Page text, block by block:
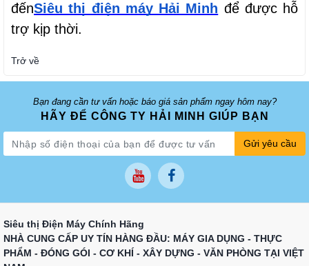
đếnSiêu thị điện máy Hải Minh để được hỗ
trợ kịp thời.
Trở về
Bạn đang cần tư vấn hoặc báo giá sản phẩm ngay hôm nay?
HÃY ĐỂ CÔNG TY HẢI MINH GIÚP BẠN
Gửi yêu cầu
Siêu thị Điện Máy Chính Hãng
NHÀ CUNG CẤP UY TÍN HÀNG ĐẦU: MÁY GIA DỤNG - THỰC
PHẨM - ĐÓNG GÓI - CƠ KHÍ - XÂY DỰNG - VĂN PHÒNG TẠI VIỆT